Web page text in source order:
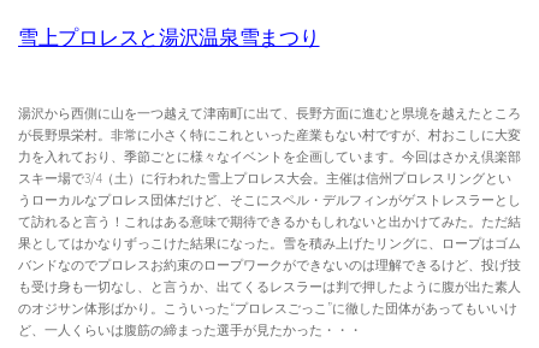
雪上プロレスと湯沢温泉雪まつり
湯沢から西側に山を一つ越えて津南町に出て、長野方面に進むと県境を越えたところ
が長野県栄村。非常に小さく特にこれといった産業もない村ですが、村おこしに大変
力を入れており、季節ごとに様々なイベントを企画しています。今回はさかえ倶楽部
スキー場で3/4（土）に行われた雪上プロレス大会。主催は信州プロレスリングとい
うローカルなプロレス団体だけど、そこにスペル・デルフィンがゲストレスラーとし
て訪れると言う！これはある意味で期待できるかもしれないと出かけてみた。ただ結
果としてはかなりずっこけた結果になった。雪を積み上げたリングに、ロープはゴム
バンドなのでプロレスお約束のロープワークができないのは理解できるけど、投げ技
も受け身も一切なし、と言うか、出てくるレスラーは判で押したように腹が出た素人
のオジサン体形ばかり。こういった“プロレスごっこ”に徹した団体があってもいいけ
ど、一人くらいは腹筋の締まった選手が見たかった・・・